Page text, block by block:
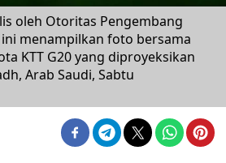
oleh Otoritas Pengembang
ini menampilkan foto bersama
KTT G20 yang diproyeksikan
Arab Saudi, Sabtu